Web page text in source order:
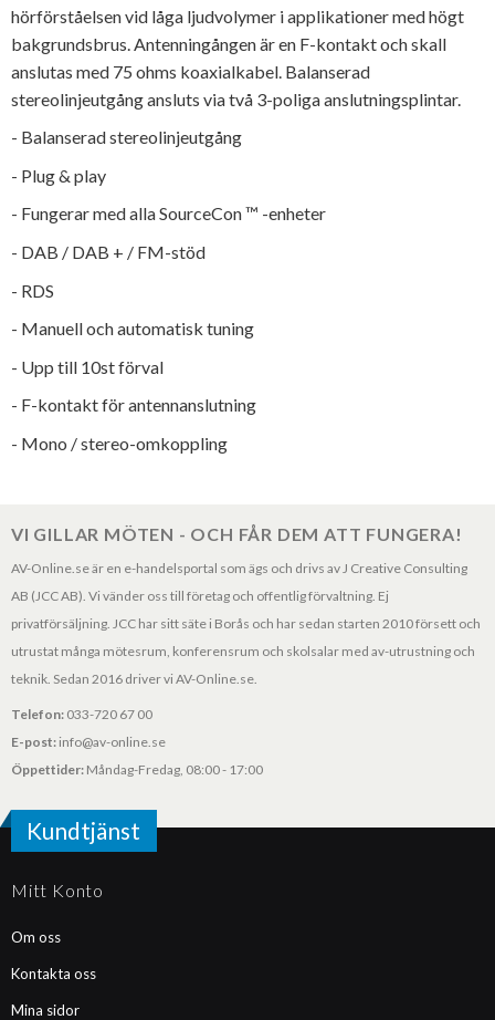
hörförståelsen vid låga ljudvolymer i applikationer med högt
bakgrundsbrus. Antenningången är en F-kontakt och skall
anslutas med 75 ohms koaxialkabel. Balanserad
stereolinjeutgång ansluts via två 3-poliga anslutningsplintar.
- Balanserad stereolinjeutgång
- Plug & play
- Fungerar med alla SourceCon ™ -enheter
- DAB / DAB + / FM-stöd
- RDS
- Manuell och automatisk tuning
- Upp till 10st förval
- F-kontakt för antennanslutning
- Mono / stereo-omkoppling
VI GILLAR MÖTEN - OCH FÅR DEM ATT FUNGERA!
AV-Online.se är en e-handelsportal som ägs och drivs av J Creative Consulting
AB (JCC AB). Vi vänder oss till företag och offentlig förvaltning. Ej
privatförsäljning. JCC har sitt säte i Borås och har sedan starten 2010 försett och
utrustat många mötesrum, konferensrum och skolsalar med av-utrustning och
teknik. Sedan 2016 driver vi AV-Online.se.
Telefon: 033-720 67 00
E-post: info@av-online.se
Öppettider: Måndag-Fredag, 08:00 - 17:00
Kundtjänst
Mitt Konto
Om oss
Kontakta oss
Mina sidor